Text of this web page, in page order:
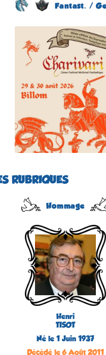
Fantast. /
Fantastique
Chariva'Livres
(10 éme édition)
BILLOM
(Puy-de-Dôme -
France)
du 29 au 30 août 2026
Plus d'informations
RUBRIQUES
Hommage
Henri
TISOT
Né le 1 Juin 1937
Décédé le 6 Août 2011